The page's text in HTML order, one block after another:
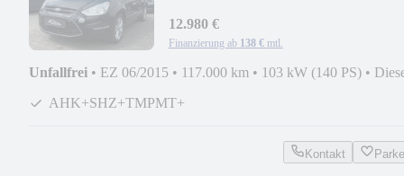
12.980 €
Finanzierung ab 138 € mtl.
Unfallfrei • EZ 06/2015 • 117.000 km • 103 kW (140 PS) •
AHK+SHZ+TMPMT+
Kontakt